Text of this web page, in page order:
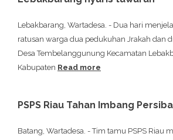
Lebakbarang, Wartadesa. - Dua hari
ratusan warga dua pedukuhan Jrakah dan
Desa Tembelanggunung Kecamatan
Kabupaten Read more
PSPS Riau Tahan Imbang
Batang, Wartadesa. - Tim tamu PSPS Riau